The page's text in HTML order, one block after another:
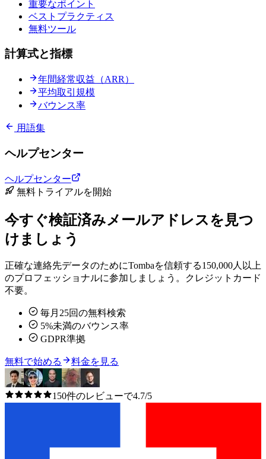
重要なポイント
ベストプラクティス
無料ツール
計算式と指標
年間経常収益（ARR）
平均取引規模
バウンス率
用語集
ヘルプセンター
ヘルプセンター
無料トライアルを開始
今すぐ検証済みメールアドレスを見つ
けましょう
正確な連絡先データのためにTombaを信頼する150,000人以上
のプロフェッショナルに参加しましょう。クレジットカード
不要。
毎月25回の無料検索
5%未満のバウンス率
GDPR準拠
無料で始める 料金を見る
150件のレビューで4.7/5